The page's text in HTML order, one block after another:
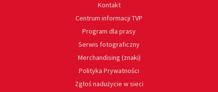
Kontakt
Centrum informacji TVP
Program dla prasy
Serwis fotograficzny
Merchandising (znaki)
Polityka Prywatności
Zgłoś nadużycie w sieci